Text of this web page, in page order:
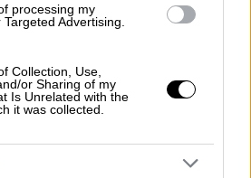
processing my
Advertising.
Collection, Use,
or Sharing of my
Is Unrelated with the
it was collected.
που είναι; Αν κάνεις
Αστυνομία τώρα! … Το
πάρω το παιδί από το
να μας